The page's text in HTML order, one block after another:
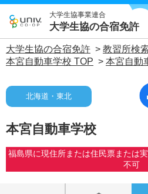
大学生協事業連合
大学生協の合宿免許
大学生協の合宿免許 > 教習所検
本宮自動車学校 TOP > 本宮自動
北海道・東北
本宮自動車学校
福島県に現住所または住民票または
不可